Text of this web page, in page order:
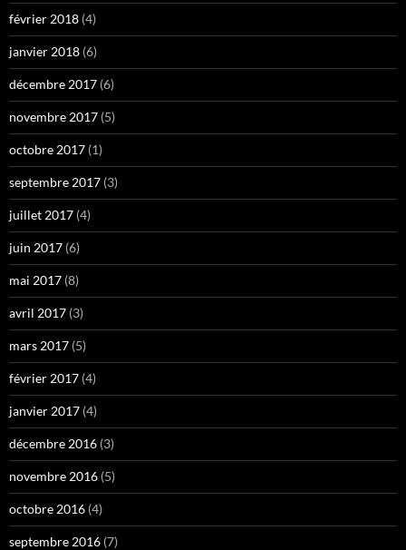
février 2018 (4)
janvier 2018 (6)
décembre 2017 (6)
novembre 2017 (5)
octobre 2017 (1)
septembre 2017 (3)
juillet 2017 (4)
juin 2017 (6)
mai 2017 (8)
avril 2017 (3)
mars 2017 (5)
février 2017 (4)
janvier 2017 (4)
décembre 2016 (3)
novembre 2016 (5)
octobre 2016 (4)
septembre 2016 (7)